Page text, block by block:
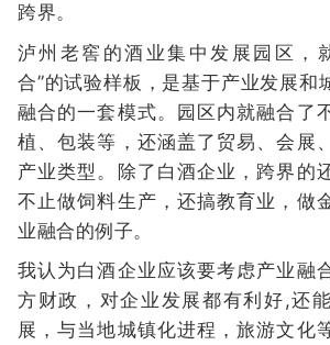
跨界。
泸州老窖的酒业集中发展园区，
合”的试验样板，是基于产业发展和
融合的一套模式。园区内就融合了
植、包装等，还涵盖了贸易、会展
产业类型。除了白酒企业，跨界的
不止做饲料生产，还搞教育业，做
业融合的例子。
我认为白酒企业应该要考虑产业融
方财政，对企业发展都有利好,还
展，与当地城镇化进程，旅游文化